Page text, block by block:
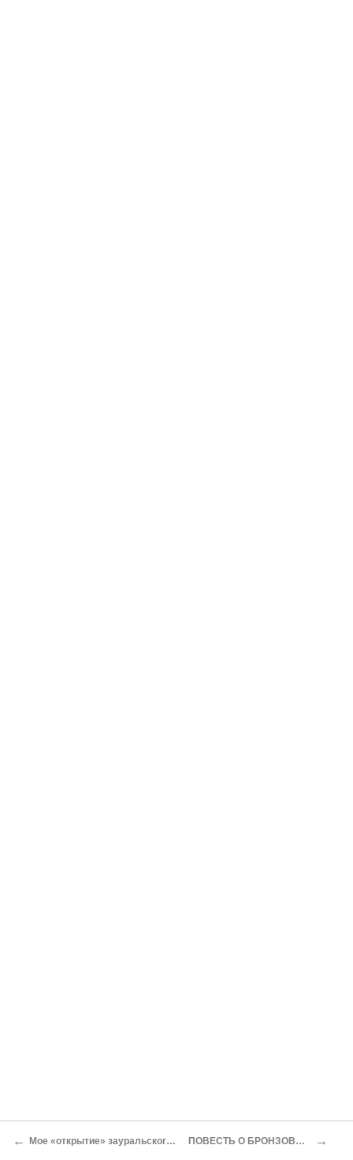
← Мое «открытие» зауральского неолита ПОВЕСТЬ О БРОНЗОВОМ ВЕКЕ →